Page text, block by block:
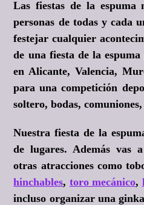
Las fiestas de la espuma
personas de todas y cada
festejar cualquier
de una fiesta de la
en Alicante, Valencia,
para una competición
soltero, bodas,
Nuestra fiesta de la
de lugares. Además vas
otras atracciones como
hinchables, toro mecánico,
incluso organizar una